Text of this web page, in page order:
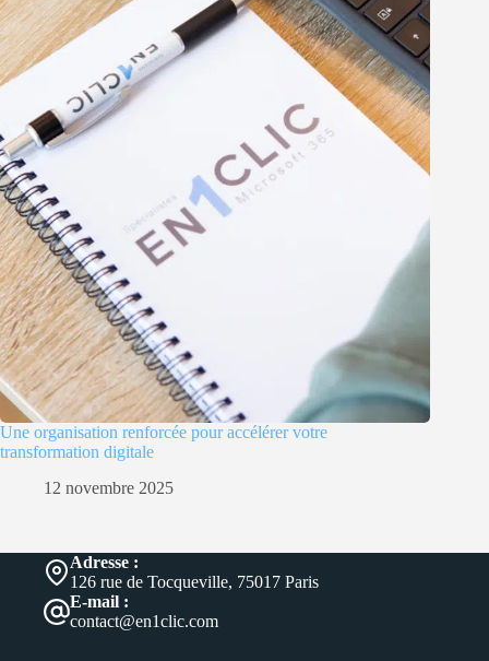
Une organisation renforcée pour accélérer votre
transformation digitale
12 novembre 2025
Adresse :
126 rue de Tocqueville, 75017 Paris
E-mail :
contact@en1clic.com